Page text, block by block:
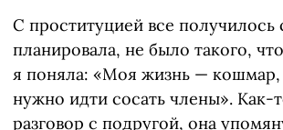
С проституцией все получилось
планировала, не было такого,
я поняла: «Моя жизнь — кошмар,
нужно идти сосать члены». Как-
разговор с подругой, она